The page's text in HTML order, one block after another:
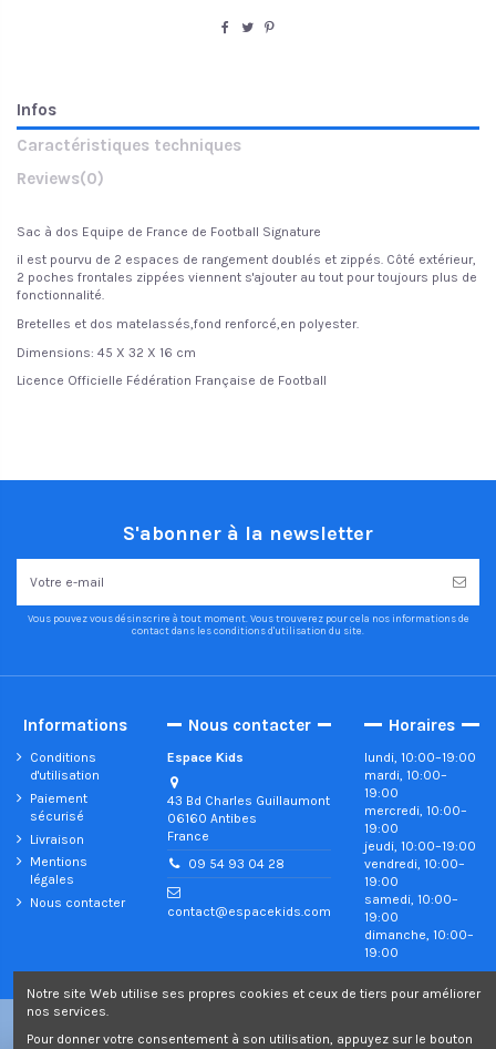
Infos
Caractéristiques techniques
Reviews(0)
Sac à dos Equipe de France de Football Signature
il est pourvu de 2 espaces de rangement doublés et zippés. Côté extérieur,
2 poches frontales zippées viennent s'ajouter au tout pour toujours plus de
fonctionnalité.
Bretelles et dos matelassés,fond renforcé,en polyester.
Dimensions: 45 X 32 X 16 cm
Licence Officielle Fédération Française de Football
S'abonner à la newsletter
Vous pouvez vous désinscrire à tout moment. Vous trouverez pour cela nos informations de
contact dans les conditions d'utilisation du site.
Informations
Conditions
d'utilisation
Paiement
sécurisé
Livraison
Mentions
légales
Nous contacter
Nous contacter
Espace Kids
43 Bd Charles Guillaumont
06160 Antibes
France
09 54 93 04 28
contact@espacekids.com
Horaires
lundi, 10:00–19:00
mardi, 10:00–
19:00
mercredi, 10:00–
19:00
jeudi, 10:00–19:00
vendredi, 10:00–
19:00
samedi, 10:00–
19:00
dimanche, 10:00–
19:00
©2022 Copyright Espace Kids - Tous droits réservés
Notre site Web utilise ses propres cookies et ceux de tiers pour améliorer
nos services.
Pour donner votre consentement à son utilisation, appuyez sur le bouton